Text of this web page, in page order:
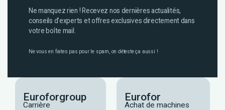
Ne manquez rien ! Recevez nos dernières actualités,
conseils d’experts et offres exclusives directement dans
votre boîte mail.
Ne vous en faites pas pour le spam, on déteste ça aussi !
Euroforgroup
Carrière
Eurofor
Achat de machines